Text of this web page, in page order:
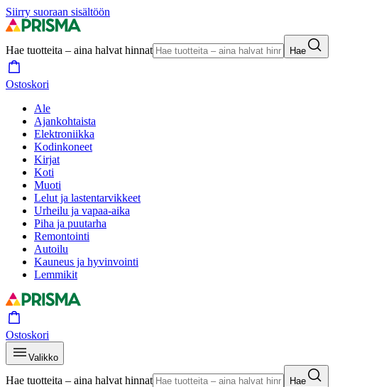
Siirry suoraan sisältöön
Hae tuotteita – aina halvat hinnat Hae
Ostoskori
Ale
Ajankohtaista
Elektroniikka
Kodinkoneet
Kirjat
Koti
Muoti
Lelut ja lastentarvikkeet
Urheilu ja vapaa-aika
Piha ja puutarha
Remontointi
Autoilu
Kauneus ja hyvinvointi
Lemmikit
Ostoskori
Valikko
Hae tuotteita – aina halvat hinnat Hae